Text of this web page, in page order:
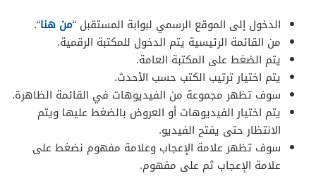
الدخول إلى الموقع الرسمي لبوابة المستقبل “من هنا“.
من القائمة الرئيسية يتم الدخول للمكتبة الرقمية.
يتم الضغط على المكتبة العامة.
يتم اختيار ترتيب الكتب حسب الأحدث.
سوف تظهر مجموعة من الفيديوهات في القائمة الظاهرة.
يتم اختيار الفيديوهات أو العروض بالضغط عليها ويتم
الانتظار حتى يفتح الفيديو.
سوف تظهر علامة الإعجاب وعلامة مفهوم نضغط على
علامة الإعجاب ثم على مفهوم.